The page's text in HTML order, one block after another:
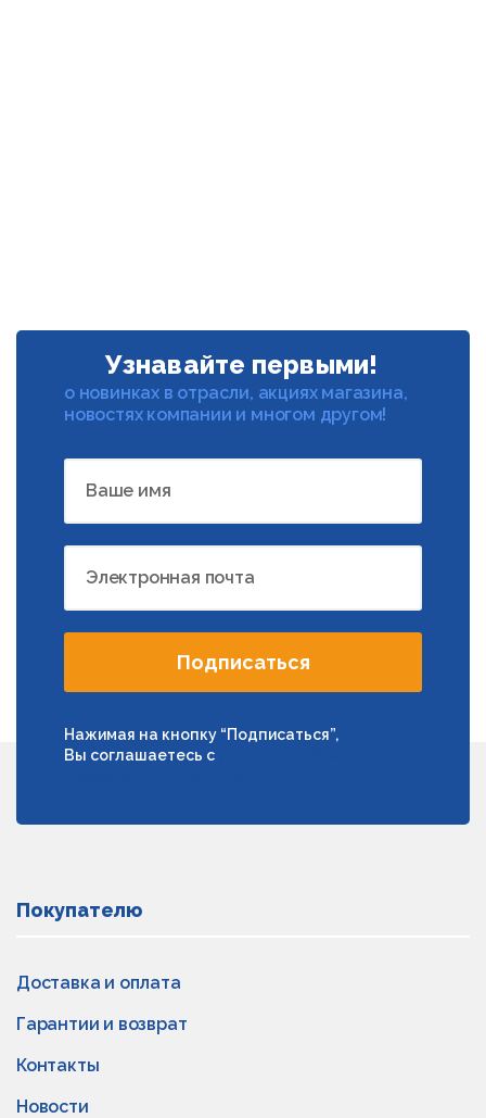
Узнавайте первыми!
о новинках в отрасли, акциях магазина,
новостях компании и многом другом!
Ваше имя
Электронная почта
Подписаться
Нажимая на кнопку “Подписаться”,
Вы соглашаетесь с
Покупателю
Доставка и оплата
Гарантии и возврат
Контакты
Новости